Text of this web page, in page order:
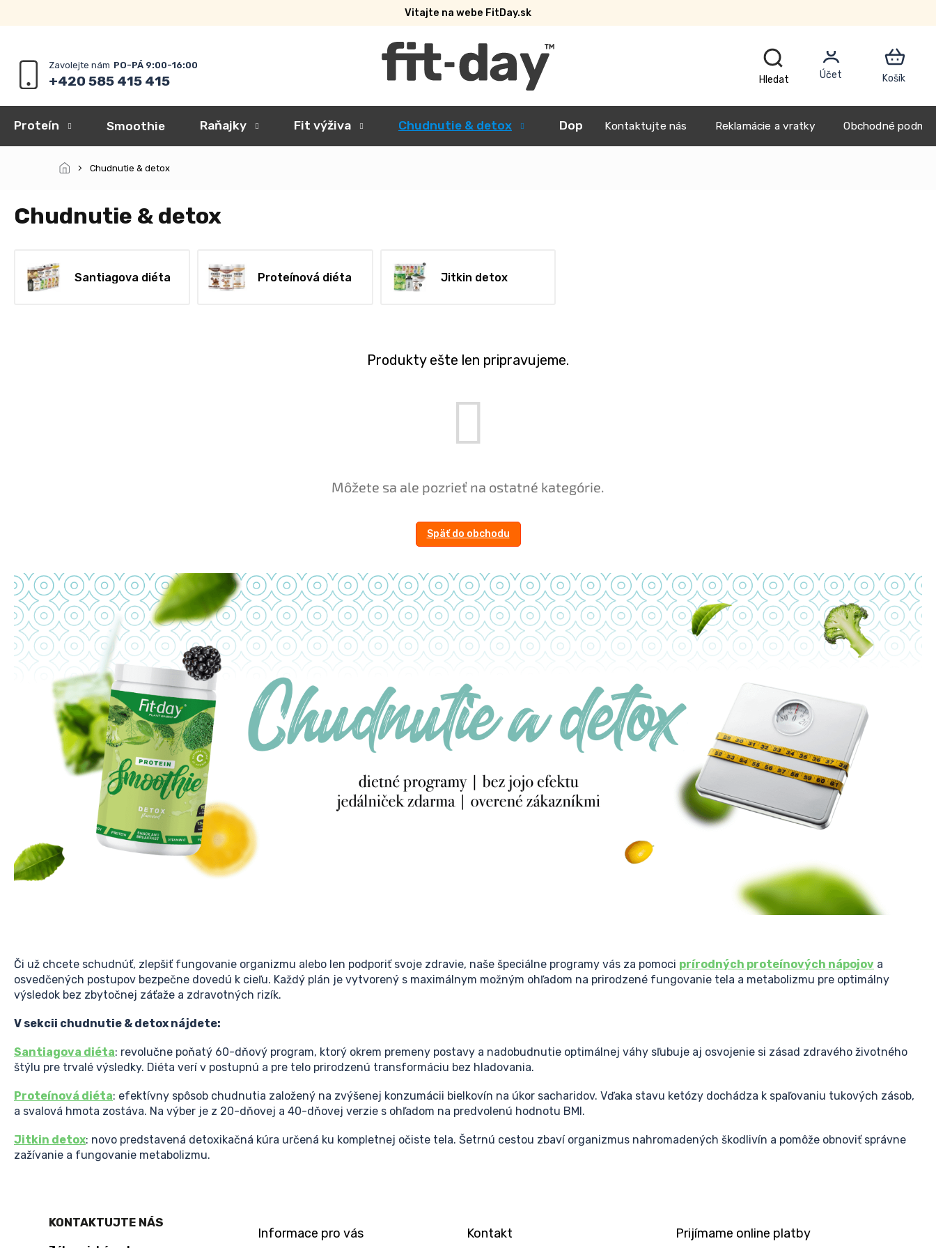
Vitajte na webe FitDay.sk
+420 585 415 415
Kontaktujte nás Reklamácie a vratky Obchodné
Proteín Smoothie Raňajky Fit výživa Chudnutie & detox Doplnky Blog Náš príbeh
Chudnutie & detox
Chudnutie & detox
Santiagova diéta Proteínová diéta Jitkin detox
Produkty ešte len pripravujeme.
Môžete sa ale pozrieť na ostatné kategórie.
Späť do obchodu
Či už chcete schudnúť, zlepšiť fungovanie organizmu alebo len podporiť svoje zdravie, naše špeciálne programy vás za pomoci prírodných proteínových nápojov a
osvedčených postupov bezpečne dovedú k cieľu. Každý plán je vytvorený s maximálnym možným ohľadom na prirodzené fungovanie tela a metabolizmu pre optimálny
výsledok bez zbytočnej záťaže a zdravotných rizík.
V sekcii chudnutie & detox nájdete:
Santiagova diéta: revolučne poňatý 60-dňový program, ktorý okrem premeny postavy a nadobudnutie optimálnej váhy sľubuje aj osvojenie si zásad zdravého životného
štýlu pre trvalé výsledky. Diéta verí v postupnú a pre telo prirodzenú transformáciu bez hladovania.
Proteínová diéta: efektívny spôsob chudnutia založený na zvýšenej konzumácii bielkovín na úkor sacharidov. Vďaka stavu ketózy dochádza k spaľovaniu tukových zásob,
a svalová hmota zostáva. Na výber je z 20-dňovej a 40-dňovej verzie s ohľadom na predvolenú hodnotu BMI.
Jitkin detox: novo predstavená detoxikačná kúra určená ku kompletnej očiste tela. Šetrnú cestou zbaví organizmus nahromadených škodlivín a pomôže obnoviť správne
zažívanie a fungovanie metabolizmu.
KONTAKTUJTE NÁS
Informace pro vás Kontakt Prijímame online platby